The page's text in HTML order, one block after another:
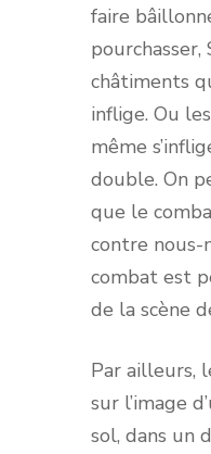
faire
pourchasser,
châtiments
inflige. Ou
même
double. On
que le
contre nous-
combat est
de la scène
Par ailleurs,
sur l’image
sol, dans un